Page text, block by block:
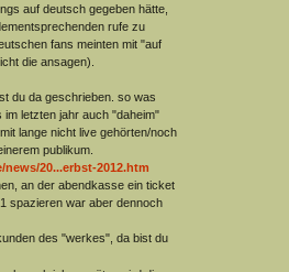
auf deutsch gegeben hätte,
rufe zu
fans meinten mit "auf
die ansagen).
du da geschrieben. so was
letzten jahr auch "daheim"
lange nicht live gehörten/noch
publikum.
20...erbst-2012.htm
an der abendkasse ein ticket
spazieren war aber dennoch
des "werkes", da bist du